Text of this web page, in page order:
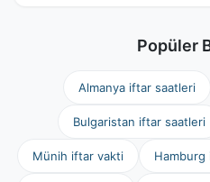
Popüler
Almanya iftar saatleri
Bulgaristan iftar saatleri
Münih iftar vakti